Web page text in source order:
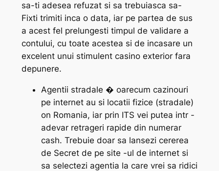
sa-ti adesea refuzat si sa trebuiasca sa-
Fixti trimiti inca o data, iar pe partea de sus
a acest fel prelungesti timpul de validare a
contului, cu toate acestea si de incasare un
excelent unui stimulent casino exterior fara
depunere.
Agentii stradale � oarecum cazinouri
pe internet au si locatii fizice (stradale)
on Romania, iar prin ITS vei putea intr -
adevar retrageri rapide din numerar
cash. Trebuie doar sa lansezi cererea
de Secret de pe site -ul de internet si
sa selectezi agentia la care vrei sa ridici